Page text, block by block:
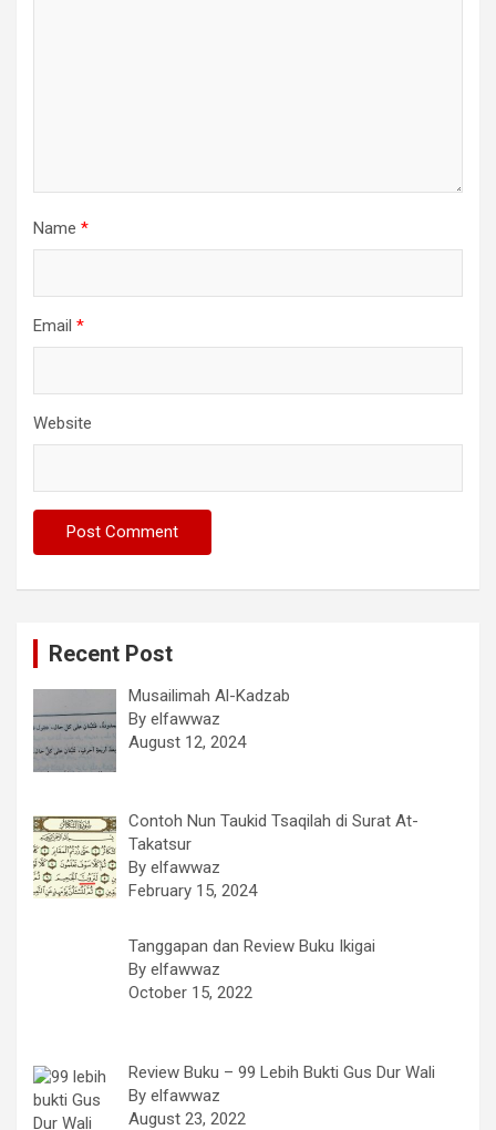
Name *
Email *
Website
Recent Post
Musailimah Al-Kadzab
By elfawwaz
August 12, 2024
Contoh Nun Taukid Tsaqilah di Surat At-
Takatsur
By elfawwaz
February 15, 2024
Tanggapan dan Review Buku Ikigai
By elfawwaz
October 15, 2022
Review Buku – 99 Lebih Bukti Gus Dur Wali
By elfawwaz
August 23, 2022